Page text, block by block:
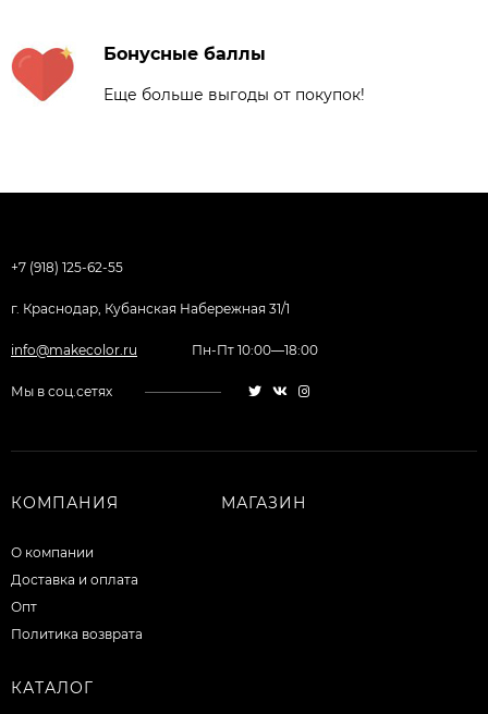
Бонусные баллы
Еще больше выгоды от покупок!
+7 (918) 125-62-55
г. Краснодар, Кубанская Набережная 31/1
info@makecolor.ru Пн-Пт 10:00—18:00
Мы в соц.сетях
КОМПАНИЯ
О компании
Доставка и оплата
Опт
Политика возврата
МАГАЗИН
КАТАЛОГ